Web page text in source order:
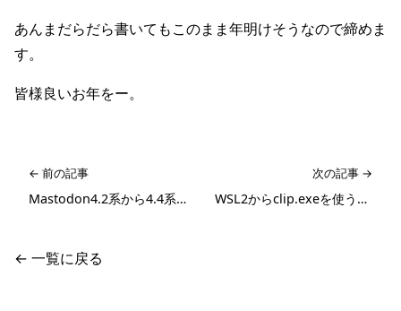
あんまだらだら書いてもこのまま年明けそうなので締めま
す。
皆様良いお年をー。
← 前の記事
Mastodon4.2系から4.4系へのアップデート
次の記事 →
WSL2からclip.exeを使う時iconvでの変換はUTF-16が良い
← 一覧に戻る